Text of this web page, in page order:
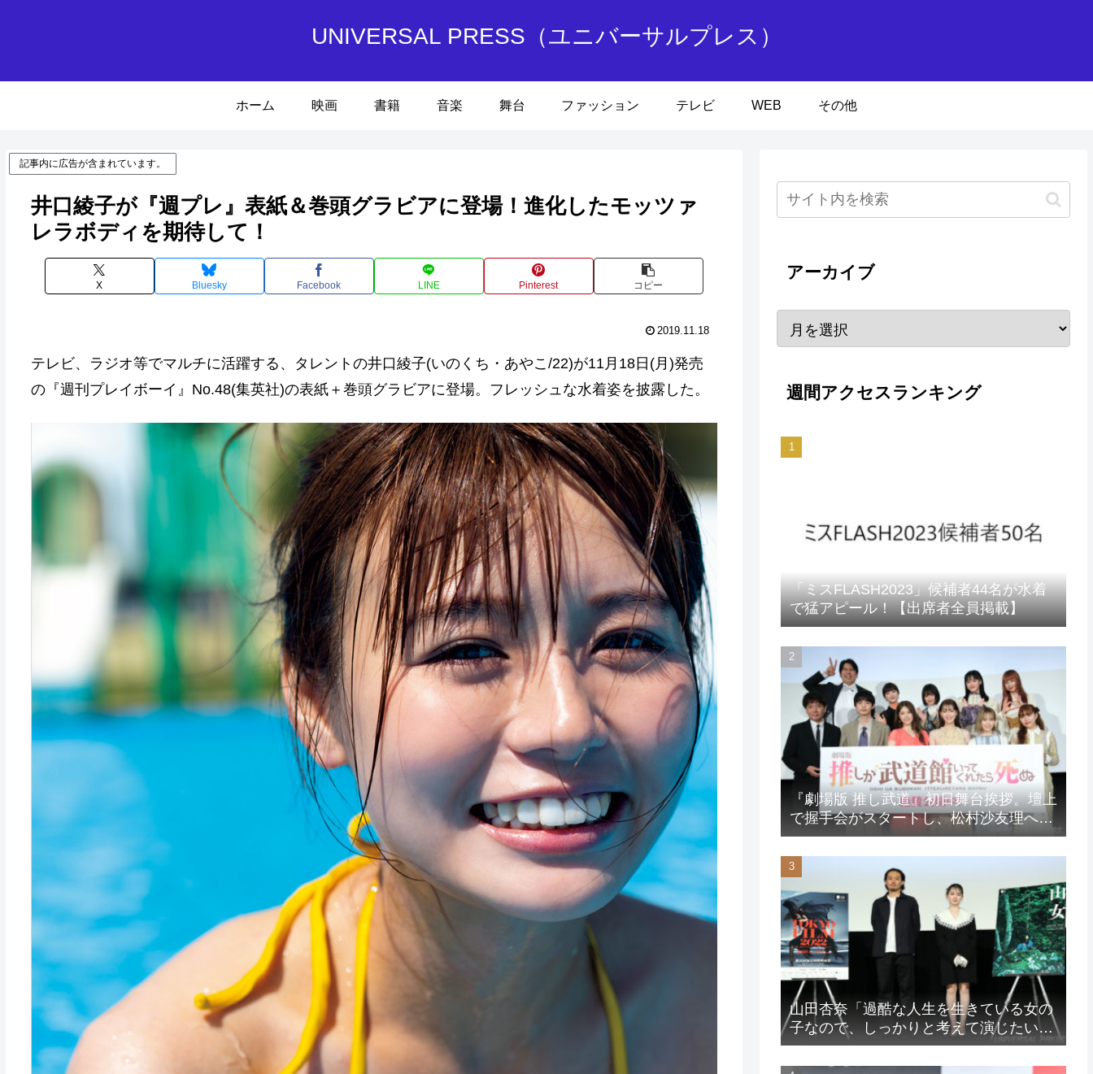
UNIVERSAL PRESS（ユニバーサルプレス）
ホーム 映画 書籍 音楽 舞台 ファッション テレビ WEB その他
記事内に広告が含まれています。
井口綾子が『週プレ』表紙＆巻頭グラビアに登場！進化したモッツァ
レラボディを期待して！
X Bluesky Facebook LINE Pinterest コピー
2019.11.18
テレビ、ラジオ等でマルチに活躍する、タレントの井口綾子(いのくち・あやこ/22)が11月18日(月)発売
の『週刊プレイボーイ』No.48(集英社)の表紙＋巻頭グラビアに登場。フレッシュな水着姿を披露した。
アーカイブ
週間アクセスランキング
「ミスFLASH2023」候補者44名が水着
で猛アピール！【出席者全員掲載】
『劇場版 推し武道』初日舞台挨拶。壇上
で握手会がスタートし、松村沙友理への
想いをアピール！？
山田杏奈「過酷な人生を生きている女の
子なので、しっかりと考えて演じたいな
と」映画『山女』東京国際映画祭Q&A